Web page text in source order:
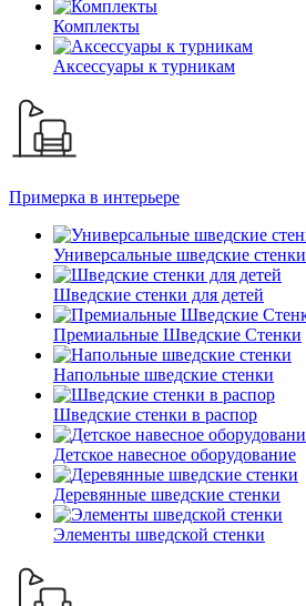
Комплекты
Аксессуары к турникам
Примерка в интерьере
Универсальные шведские стенки
Шведские стенки для детей
Премиальные Шведские Стенки
Напольные шведские стенки
Шведские стенки в распор
Детское навесное оборудование
Деревянные шведские стенки
Элементы шведской стенки